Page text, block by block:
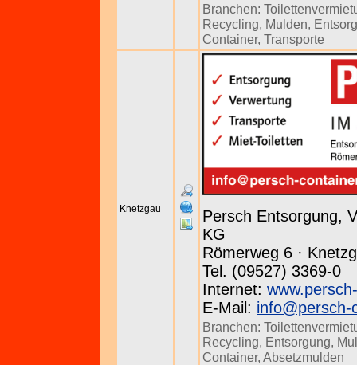
Branchen:
Recycling Mulden
Container, Transporte
Knetzgau
Persch Entsorgung,
KG
Römerweg 6 ·
Tel. (09527) 3369-0
Internet:
E-Mail: info@persch-
Branchen:
Recycling Entsorgung
Container, Absetzmulden